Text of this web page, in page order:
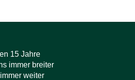
15 Jahre
immer breiter
weiter